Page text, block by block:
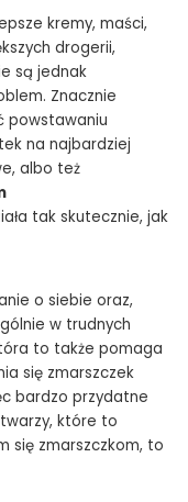
kremy, maści,
drogerii,
są jednak
Znacznie
powstawaniu
na najbardziej
albo też
tak skutecznie, jak
o siebie oraz,
w trudnych
to także pomaga
się zmarszczek
bardzo przydatne
które to
się zmarszczkom, to